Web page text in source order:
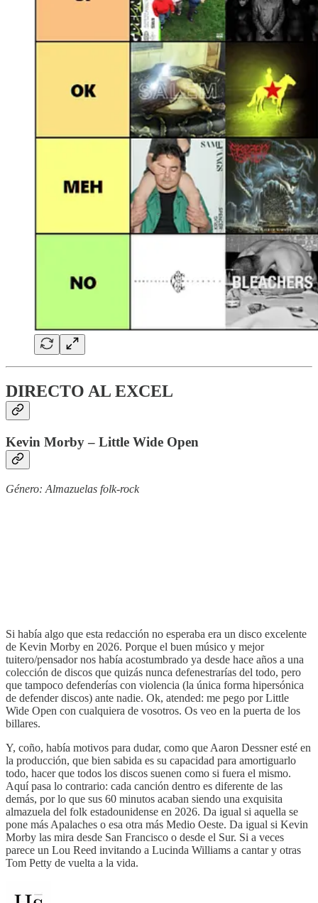
DIRECTO AL EXCEL
Kevin Morby – Little Wide Open
Género: Almazuelas folk-rock
Si había algo que esta redacción no esperaba era un disco excelente
de Kevin Morby en 2026. Porque el buen músico y mejor
tuitero/pensador nos había acostumbrado ya desde hace años a una
colección de discos que quizás nunca defenestrarías del todo, pero
que tampoco defenderías con violencia (la única forma hipersónica
de defender discos) ante nadie. Ok, atended: me pego por Little
Wide Open con cualquiera de vosotros. Os veo en la puerta de los
billares.
Y, coño, había motivos para dudar, como que Aaron Dessner esté en
la producción, que bien sabida es su capacidad para amortiguarlo
todo, hacer que todos los discos suenen como si fuera el mismo.
Aquí pasa lo contrario: cada canción dentro es diferente de las
demás, por lo que sus 60 minutos acaban siendo una exquisita
almazuela del folk estadounidense en 2026. Da igual si aquella se
pone más Apalaches o esa otra más Medio Oeste. Da igual si Kevin
Morby las mira desde San Francisco o desde el Sur. Si a veces
parece un Lou Reed invitando a Lucinda Williams a cantar y otras
Tom Petty de vuelta a la vida.